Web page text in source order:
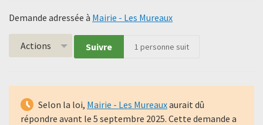
Demande adressée à Mairie - Les Mureaux
Actions Suivre 1 personne suit
Selon la loi, Mairie - Les Mureauxaurait dû
répondre avant le 5 septembre 2025. Cette demande a